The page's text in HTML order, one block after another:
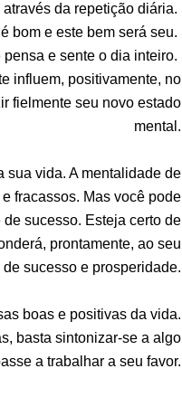
da repetição diária.
bom e este bem será seu.
e sente o dia inteiro.
influem, positivamente, no
fielmente seu novo estado
mental.
sua vida. A mentalidade de
fracassos. Mas você pode
sucesso. Esteja certo de
prontamente, ao seu
sucesso e prosperidade.
boas e positivas da vida.
basta sintonizar-se a algo
a trabalhar a seu favor.